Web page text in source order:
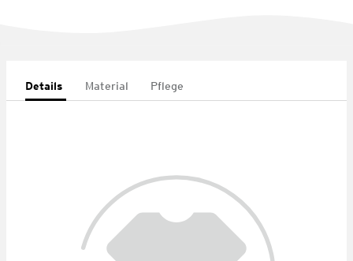
Details Material Pflege